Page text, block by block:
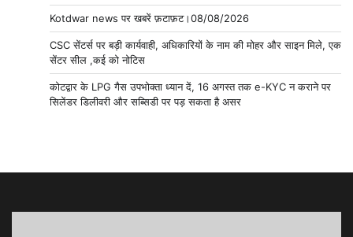
Kotdwar news पर खबरें फ़टाफ़ट।08/08/2026
CSC सेंटर्स पर बड़ी कार्यवाही, अधिकारियों के नाम की मोहर और साइन मिले, एक
सेंटर सील ,कई को नोटिस
कोटद्वार के LPG गैस उपभोक्ता ध्यान दें, 16 अगस्त तक e-KYC न कराने पर
सिलेंडर डिलीवरी और सब्सिडी पर पड़ सकता है असर